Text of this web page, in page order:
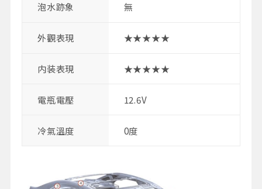
泡水跡象 無
外觀表現 ★★★★★
内装表現 ★★★★★
電瓶電壓 12.6V
冷氣溫度 0度